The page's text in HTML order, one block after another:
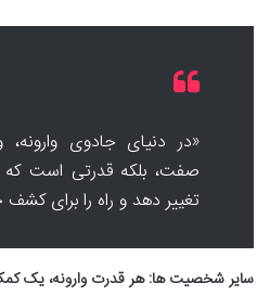
«در دنیای جادوی
صفت، بلکه قدرتی است که
تغییر دهد و راه را برای
سایر شخصیت ها: هر قدرت وارونه، یک